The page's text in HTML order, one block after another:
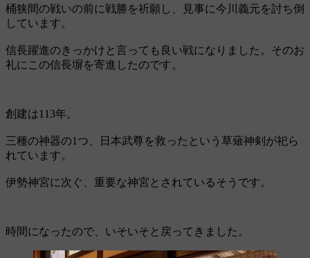
桶狭間の戦いの前に戦勝を祈願し、見事に今川義元を討ち倒
しています。
信長躍進のきっかけと言っても良い戦になりました。そのお
礼にこの信長塀を寄進したのです。
創建は113年。
三種の神器の1つ、日本武尊を救ったという草薙神剣が祀ら
れています。
伊勢神宮に次ぐ、重要な神宮とされているそうです。
時間になったので、いそいそと戻ってきました。